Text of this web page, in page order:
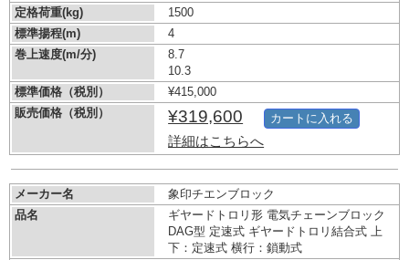
定格荷重(kg)
1500
標準揚程(m)
4
巻上速度(m/分)
8.7
10.3
標準価格（税別）
¥415,000
販売価格（税別）
¥319,600
詳細はこちらへ
カートに入れる
メーカー名
象印チエンブロック
品名
ギヤードトロリ形 電気チェーンブロック
DAG型 定速式 ギヤードトロリ結合式 上
下：定速式 横行：鎖動式